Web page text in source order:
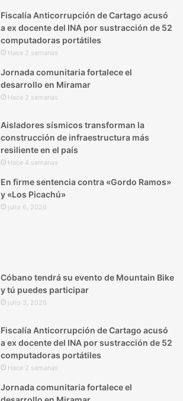
Fiscalía Anticorrupción de Cartago acusó
a ex docente del INA por sustracción de 52
computadoras portátiles
Hace 2 semanas
Jornada comunitaria fortalece el
desarrollo en Miramar
Hace 2 semanas
Aisladores sísmicos transforman la
construcción de infraestructura más
resiliente en el país
Hace 4 semanas
En firme sentencia contra «Gordo Ramos»
y «Los Picachú»
julio 6, 2026
Cóbano tendrá su evento de Mountain Bike
y tú puedes participar
julio 3, 2026
Fiscalía Anticorrupción de Cartago acusó
a ex docente del INA por sustracción de 52
computadoras portátiles
Hace 2 semanas
Jornada comunitaria fortalece el